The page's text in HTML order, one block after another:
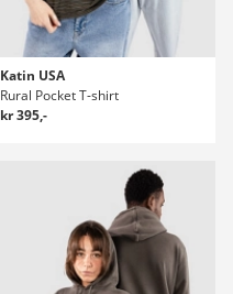
Katin USA
Rural Pocket T-shirt
kr 395,-